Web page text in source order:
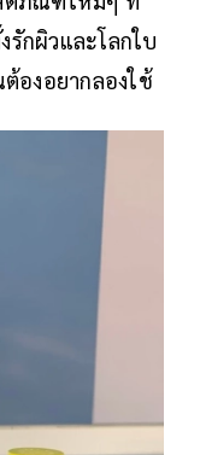
รักผิวและโลกใบ
งอยากลองใช้